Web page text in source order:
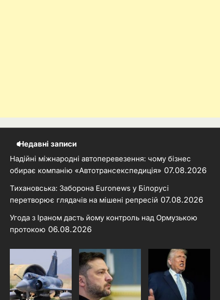
Недавні записи
Надійні міжнародні автоперевезення: чому бізнес
обирає компанію «Автотрансекспедиція» 07.08.2026
Тихановська: Заборона Euronews у Білорусі
перетворює глядачів на мішені репресій 07.08.2026
Угода з Іраном дасть йому контроль над Ормузькою
протокою 06.08.2026